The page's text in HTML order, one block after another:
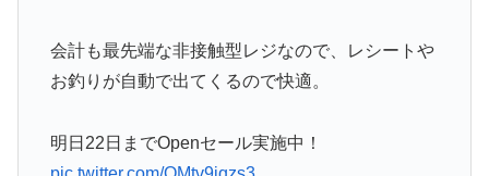
会計も最先端な非接触型レジなので、レシートや
お釣りが自動で出てくるので快適。
明日22日までOpenセール実施中！